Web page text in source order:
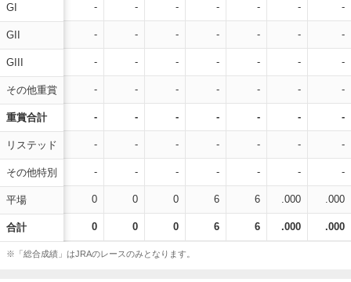
GI
GII
GIII
その他重賞
重賞合計
リステッド
その他特別
平場
合計
- - - - - - -
- - - - - - -
- - - - - - -
- - - - - - -
- - - - - - -
- - - - - - -
- - - - - - -
0 0 0 6 6 .000 .000
0 0 0 6 6 .000 .000
※「総合成績」はJRAのレースのみとなります。